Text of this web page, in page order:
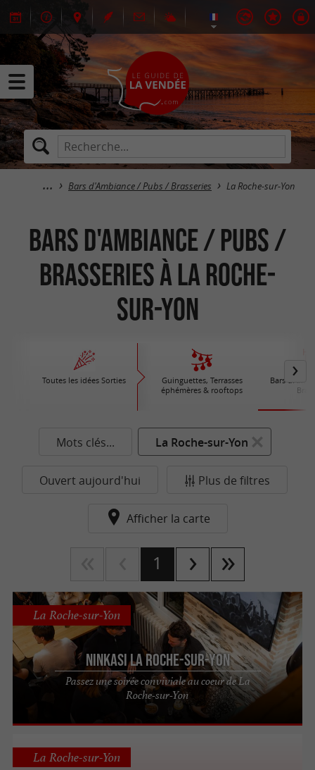
Bars d'Ambiance / Pubs / Brasseries La Roche-sur-Yon
Bars d'Ambiance / Pubs /
Brasseries à La Roche-
sur-Yon
Toutes les idées Sorties
Guinguettes, Terrasses
éphémères & rooftops
Bars
Mots clés... La Roche-sur-Yon
Ouvert aujourd'hui Plus de filtres
Afficher la carte
1
Ninkasi La Roche-sur-Yon
Passez une soirée conviviale au coeur de La
Roche-sur-Yon
La Roche-sur-Yon
La Roche-sur-Yon